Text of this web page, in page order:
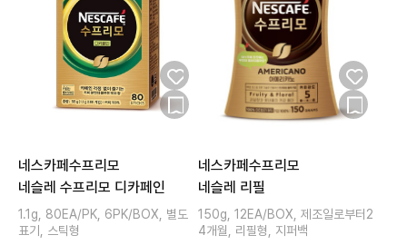
네스카페수프리모
네슬레 수프리모 디카페인
1.1g, 80EA/PK, 6PK/BOX, 별도
표기, 스틱형
네스카페수프리모
네슬레 리필
150g, 12EA/BOX, 제조일로부터2
4개월, 리필형, 지퍼백